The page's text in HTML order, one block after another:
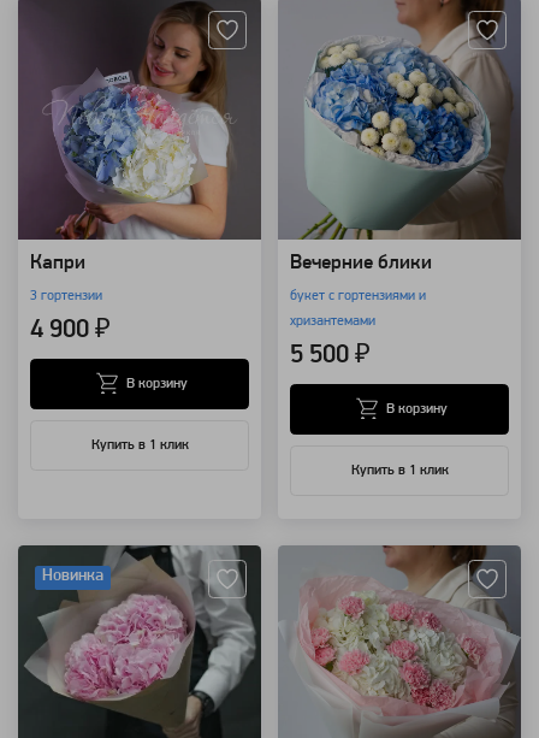
Капри
3 гортензии
4 900 ₽
Купить в 1 клик
В корзину
Вечерние блики
букет с гортензиями и
хризантемами
5 500 ₽
Купить в 1 клик
В корзину
Новинка